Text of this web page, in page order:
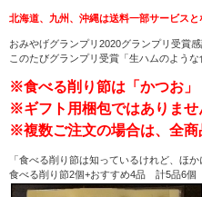
北海道、九州、沖縄は送料一部サービスと
おみやげグランプリ2020グランプリ受賞
このたびグランプリ受賞「生ハムのよう
※食べる削り節は「かつお」
※ギフト用梱包ではありませ
※複数ご注文の場合は、全商
「食べる削り節は知っているけれど、ほ
食べる削り節2個+おすすめ4品 計5品6個